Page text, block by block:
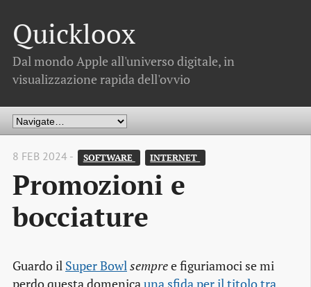
Quickloox
Dal mondo Apple all'universo digitale, in
visualizzazione rapida dell'ovvio
8 FEB 2024 - SOFTWARE INTERNET
Promozioni e
bocciature
Guardo il Super Bowlsempree figuriamoci se mi